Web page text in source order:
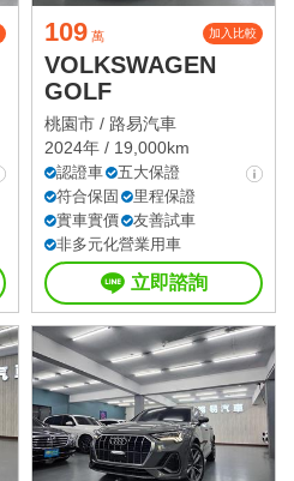
109 萬 加入比較
VOLKSWAGEN
GOLF
桃園市 / 路易汽車
2024年 / 19,000km
認證車
五大保證
符合保固
里程保證
實車實價
友善試車
非多元化營業用車
立即諮詢